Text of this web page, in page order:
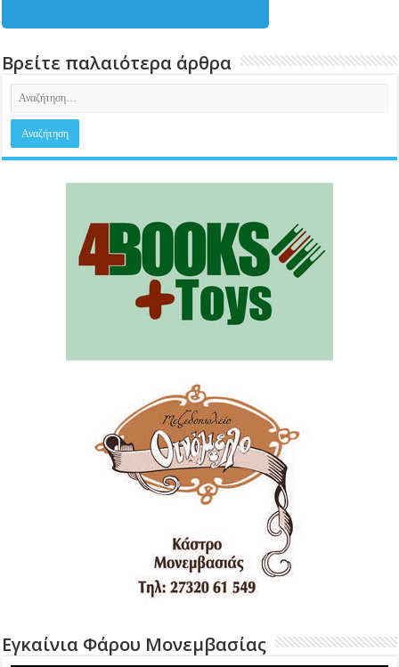
Βρείτε παλαιότερα άρθρα
Εγκαίνια Φάρου Μονεμβασίας